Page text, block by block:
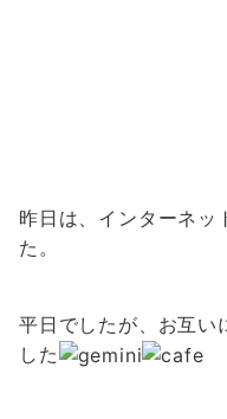
昨日は、インターネッ
た。
平日でしたが、お互い
した